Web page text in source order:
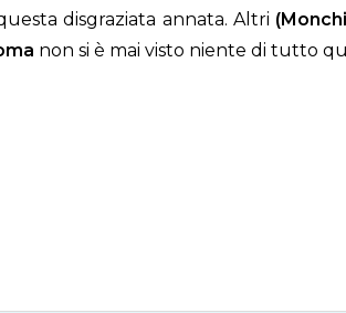
disgraziata annata. Altri
non si è mai visto niente di tutto